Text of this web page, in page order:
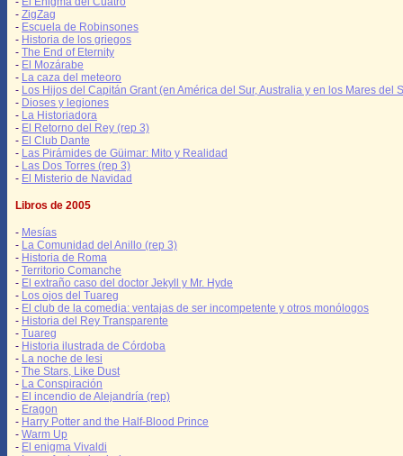
- ZigZag
- Escuela de Robinsones
- Historia de los griegos
- The End of Eternity
- El Mozárabe
- La caza del meteoro
- Los Hijos del Capitán Grant (en América del Sur, Australia y en los Mares del
- Dioses y legiones
- La Historiadora
- El Retorno del Rey (rep 3)
- El Club Dante
- Las Pirámides de Güimar: Mito y Realidad
- Las Dos Torres (rep 3)
- El Misterio de Navidad
Libros de 2005
- Mesías
- La Comunidad del Anillo (rep 3)
- Historia de Roma
- Territorio Comanche
- El extraño caso del doctor Jekyll y Mr. Hyde
- Los ojos del Tuareg
- El club de la comedia: ventajas de ser incompetente y otros monólogos
- Historia del Rey Transparente
- Tuareg
- Historia ilustrada de Córdoba
- La noche de Iesi
- The Stars, Like Dust
- La Conspiración
- El incendio de Alejandría (rep)
- Eragon
- Harry Potter and the Half-Blood Prince
- Warm Up
- El enigma Vivaldi